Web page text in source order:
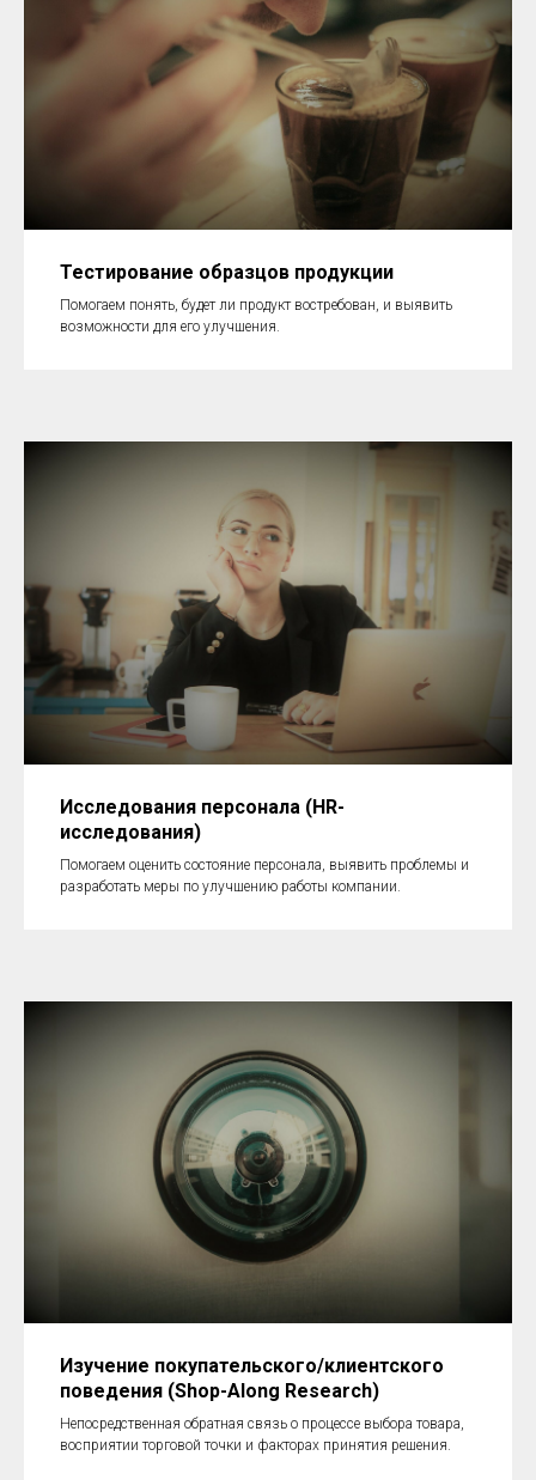
Тестирование образцов продукции
Помогаем понять, будет ли продукт востребован, и выявить
возможности для его улучшения.
Исследования персонала (HR-
исследования)
Помогаем оценить состояние персонала, выявить проблемы и
разработать меры по улучшению работы компании.
Изучение покупательского/клиентского
поведения (Shop-Along Research)
Непосредственная обратная связь о процессе выбора товара,
восприятии торговой точки и факторах принятия решения.